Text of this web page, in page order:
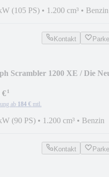
(105 PS) • 1.200 cm³ • Benzin
Kontakt
Scrambler 1200 XE / Die
€¹
ab 184 € mtl.
(90 PS) • 1.200 cm³ • Benzin
Kontakt